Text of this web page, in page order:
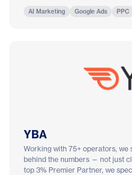
AI Marketing Google Ads PPC
YBA
Working with 75+ operators, we
behind the numbers — not just
top 3% Premier Partner, we